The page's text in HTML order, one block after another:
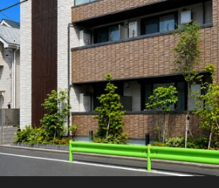
北海道 東北
中部
関西
中国
九州
市区郡・路線・駅から探す
通勤・通学時間から探す
地図から探す